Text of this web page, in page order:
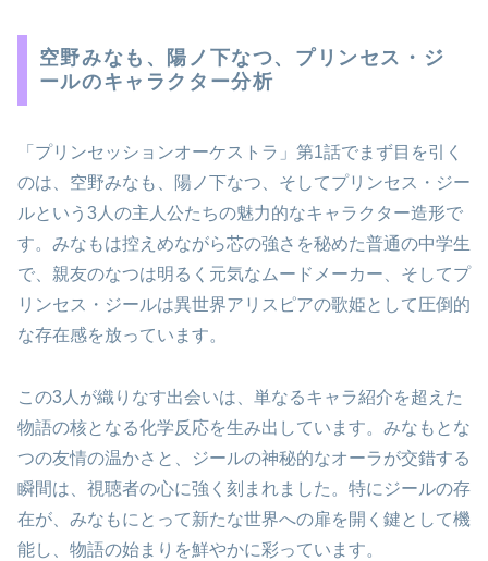
空野みなも、陽ノ下なつ、プリンセス・ジ
ールのキャラクター分析
「プリンセッションオーケストラ」第1話でまず目を引く
のは、空野みなも、陽ノ下なつ、そしてプリンセス・ジー
ルという3人の主人公たちの魅力的なキャラクター造形で
す。みなもは控えめながら芯の強さを秘めた普通の中学生
で、親友のなつは明るく元気なムードメーカー、そしてプ
リンセス・ジールは異世界アリスピアの歌姫として圧倒的
な存在感を放っています。
この3人が織りなす出会いは、単なるキャラ紹介を超えた
物語の核となる化学反応を生み出しています。みなもとな
つの友情の温かさと、ジールの神秘的なオーラが交錯する
瞬間は、視聴者の心に強く刻まれました。特にジールの存
在が、みなもにとって新たな世界への扉を開く鍵として機
能し、物語の始まりを鮮やかに彩っています。